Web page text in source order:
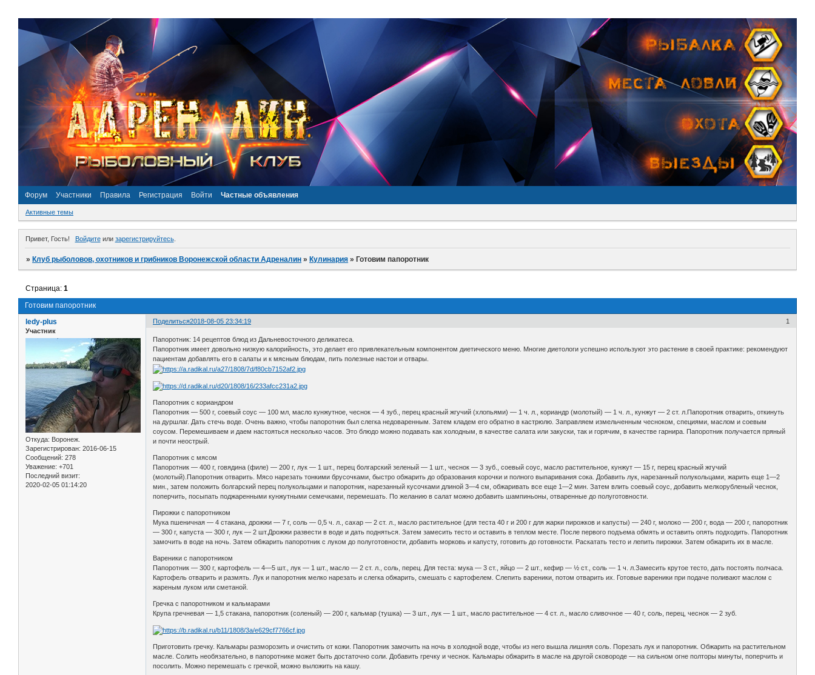
Форум Участники Правила Регистрация Войти Частные объявления
Активные темы
Привет, Гость! Войдитеили зарегистрируйтесь.
» Клуб рыболовов, охотников и грибников Воронежской области Адреналин » Кулинария » Готовим папоротник
Готовим папоротник
Страница:1
Поделиться 1
2018-08-05 23:34:19
ledy-plus
Участник
Откуда: Воронеж.
Зарегистрирован: 2016-06-15
Сообщений: 278
Уважение: +701
Последний визит:
2020-02-05 01:14:20
Папоротник: 14 рецептов блюд из Дальневосточного деликатеса.
Папоротник имеет довольно низкую калорийность, это делает его привлекательным компонентом диетического меню. Многие диетологи успешно используют это растение в своей практике: рекомендуют
пациентам добавлять его в салаты и к мясным блюдам, пить полезные настои и отвары.
Папоротник с кориандром
Папоротник — 500 г, соевый соус — 100 мл, масло кунжутное, чеснок — 4 зуб., перец красный жгучий (хлопьями) — 1 ч. л., кориандр (молотый) — 1 ч. л., кунжут — 2 ст. л.Папоротник отварить, откинуть
на дуршлаг. Дать стечь воде. Очень важно, чтобы папоротник был слегка недоваренным. Затем кладем его обратно в кастрюлю. Заправляем измельченным чесноком, специями, маслом и соевым
соусом. Перемешиваем и даем настояться несколько часов. Это блюдо можно подавать как холодным, в качестве салата или закуски, так и горячим, в качестве гарнира. Папоротник получается пряный
и почти неострый.
Папоротник с мясом
Папоротник — 400 г, говядина (филе) — 200 г, лук — 1 шт., перец болгарский зеленый — 1 шт., чеснок — 3 зуб., соевый соус, масло растительное, кунжут — 15 г, перец красный жгучий
(молотый).Папоротник отварить. Мясо нарезать тонкими брусочками, быстро обжарить до образования корочки и полного выпаривания сока. Добавить лук, нарезанный полукольцами, жарить еще 1—2
мин., затем положить болгарский перец полукольцами и папоротник, нарезанный кусочками длиной 3—4 см, обжаривать все еще 1—2 мин. Затем влить соевый соус, добавить мелкорубленый чеснок,
поперчить, посыпать поджаренными кунжутными семечками, перемешать. По желанию в салат можно добавить шампиньоны, отваренные до полуготовности.
Пирожки с папоротником
Мука пшеничная — 4 стакана, дрожжи — 7 г, соль — 0,5 ч. л., сахар — 2 ст. л., масло растительное (для теста 40 г и 200 г для жарки пирожков и капусты) — 240 г, молоко — 200 г, вода — 200 г, папоротник
— 300 г, капуста — 300 г, лук — 2 шт.Дрожжи развести в воде и дать подняться. Затем замесить тесто и оставить в теплом месте. После первого подъема обмять и оставить опять подходить. Папоротник
замочить в воде на ночь. Затем обжарить папоротник с луком до полуготовности, добавить морковь и капусту, готовить до готовности. Раскатать тесто и лепить пирожки. Затем обжарить их в масле.
Вареники с папоротником
Папоротник — 300 г, картофель — 4—5 шт., лук — 1 шт., масло — 2 ст. л., соль, перец. Для теста: мука — 3 ст., яйцо — 2 шт., кефир — ½ ст., соль — 1 ч. л.Замесить крутое тесто, дать постоять полчаса.
Картофель отварить и размять. Лук и папоротник мелко нарезать и слегка обжарить, смешать с картофелем. Слепить вареники, потом отварить их. Готовые вареники при подаче поливают маслом с
жареным луком или сметаной.
Гречка с папоротником и кальмарами
Крупа гречневая — 1,5 стакана, папоротник (соленый) — 200 г, кальмар (тушка) — 3 шт., лук — 1 шт., масло растительное — 4 ст. л., масло сливочное — 40 г, соль, перец, чеснок — 2 зуб.
Приготовить гречку. Кальмары разморозить и очистить от кожи. Папоротник замочить на ночь в холодной воде, чтобы из него вышла лишняя соль. Порезать лук и папоротник. Обжарить на растительном
масле. Солить необязательно, в папоротнике может быть достаточно соли. Добавить гречку и чеснок. Кальмары обжарить в масле на другой сковороде — на сильном огне полторы минуты, поперчить и
посолить. Можно перемешать с гречкой, можно выложить на кашу.